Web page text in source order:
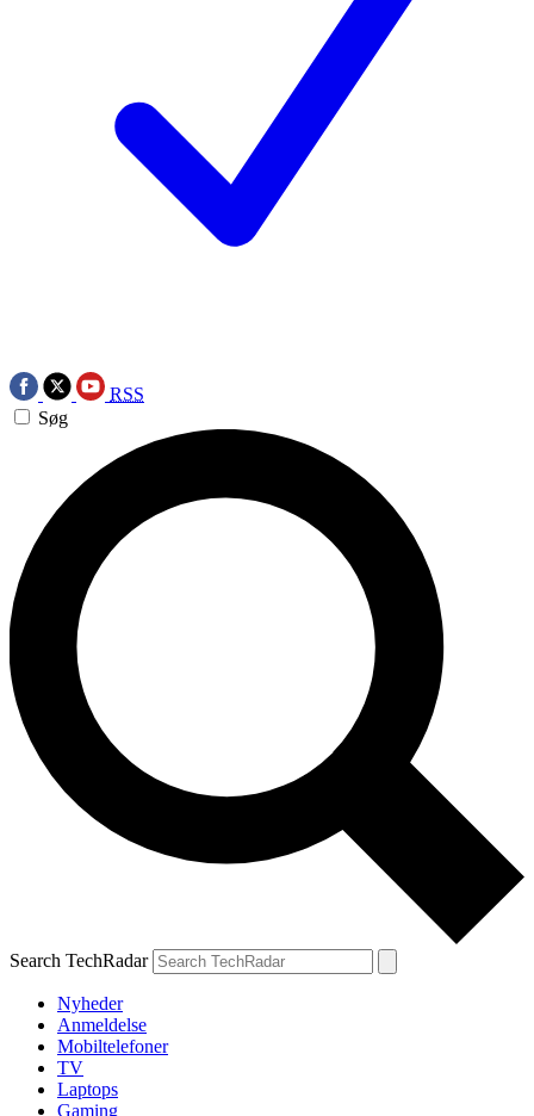
RSS
Søg
Search TechRadar
Nyheder
Anmeldelse
Mobiltelefoner
TV
Laptops
Gaming